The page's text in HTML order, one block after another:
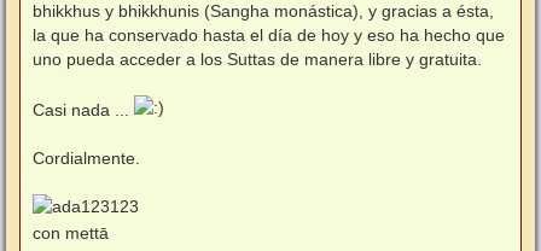
bhikkhus y bhikkhunis (Sangha monástica), y gracias a ésta,
la que ha conservado hasta el día de hoy y eso ha hecho que
uno pueda acceder a los Suttas de manera libre y gratuita.
Casi nada ...
Cordialmente.
con mettā